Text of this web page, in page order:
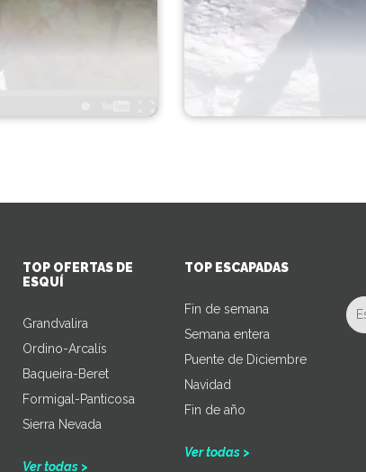
TOP OFERTAS DE
ESQUÍ
Grandvalira
Ordino-Arcalís
Baqueira-Beret
Formigal-Panticosa
Sierra Nevada
Ver todas >
TOP ESCAPADAS
Fin de semana
Semana entera
Puente de Diciembre
Navidad
Fin de año
Ver todas >